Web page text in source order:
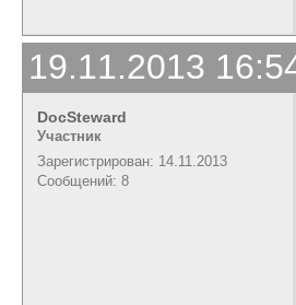
19.11.2013
DocSteward
Участник
Зарегистрирован: 14.11.2013
Сообщений: 8